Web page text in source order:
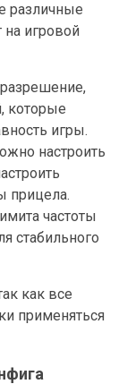
различные
игровой
которые
игры.
настроить
прицела.
частоты
стабильного
как все
применяться